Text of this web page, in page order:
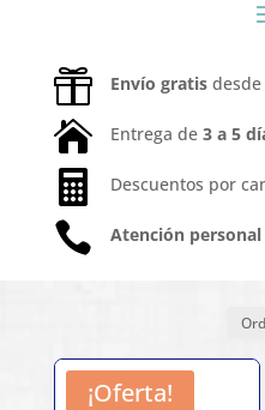
 Envío gratisdesde
 Entrega de 3 a 5
 Descuentos por
 Atención personal
¡Oferta!